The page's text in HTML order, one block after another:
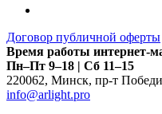
Договор публичной оферты
Время работы интернет-
Пн–Пт 9–18 | Сб 11–15
220062, Минск, пр-т
info@arlight.pro